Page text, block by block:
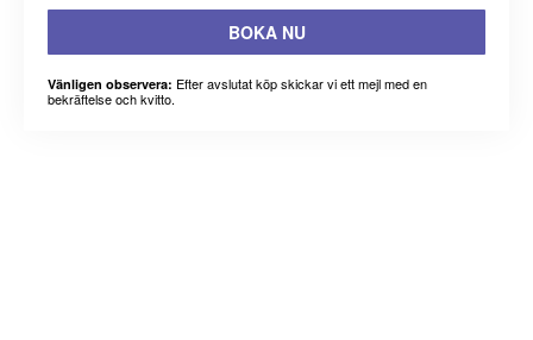
BOKA NU
Vänligen observera: Efter avslutat köp skickar vi ett mejl med en
bekräftelse och kvitto.